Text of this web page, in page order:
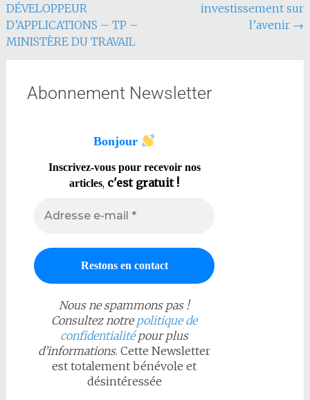
DÉVELOPPEUR
D’APPLICATIONS – TP –
MINISTÈRE DU TRAVAIL
investissement sur
l’avenir →
Abonnement Newsletter
Bonjour
Inscrivez-vous pour recevoir nos
articles, c'est gratuit !
Nous ne spammons pas !
Consultez notrepolitique de
confidentialitépour plus
d’informations. Cette Newsletter
est totalement bénévole et
désintéressée